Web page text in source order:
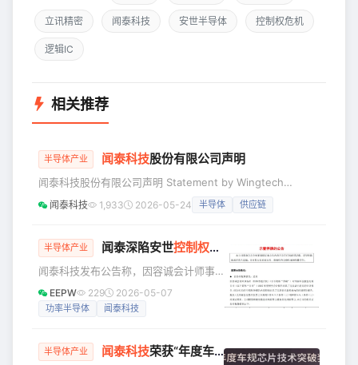
立讯精密 闻泰科技 安世半导体 控制权危机
逻辑IC
相关推荐
半导体产业 闻泰科技股份有限公司声明
闻泰科技股份有限公司声明 Statement by Wingtech
Technology Co., Ltd. 近日，安世半导体（Nexperia B.V.，
“安世荷兰”）发布公开声明，声称自安世半导体事件发生以
管理层沟通，寻求建设性解决方案，但未获积极回应；并声称
其已全面配合闻泰科技开展审计工作。安世半导体的该等声明
歪曲事实，企图混淆视听
闻泰科技 1,933 2026-05-24 半导体 供应链
半导体产业 闻泰深陷安世控制权危机 ，将面临退市风险
闻泰科技发布公告称，因容诚会计师事
务所对公司2025年度财务会计报告出具
了无法表示意见的审计报告，同时对
票将被实施退市风险警示并叠加其他风
EEPW 229 2026-05-07
功率半导体 闻泰科技
半导体产业 闻泰科技荣获“年度车规芯片技术突破奖”！1200V SiC